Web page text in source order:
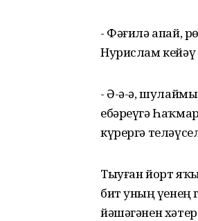
- Фәғилә апай,
Нурислам кейәү
- Ә-ә-ә, шулаймы
ебәреүгә
күрергә
Тыуған йорт
бит уның
йәшәгәнен